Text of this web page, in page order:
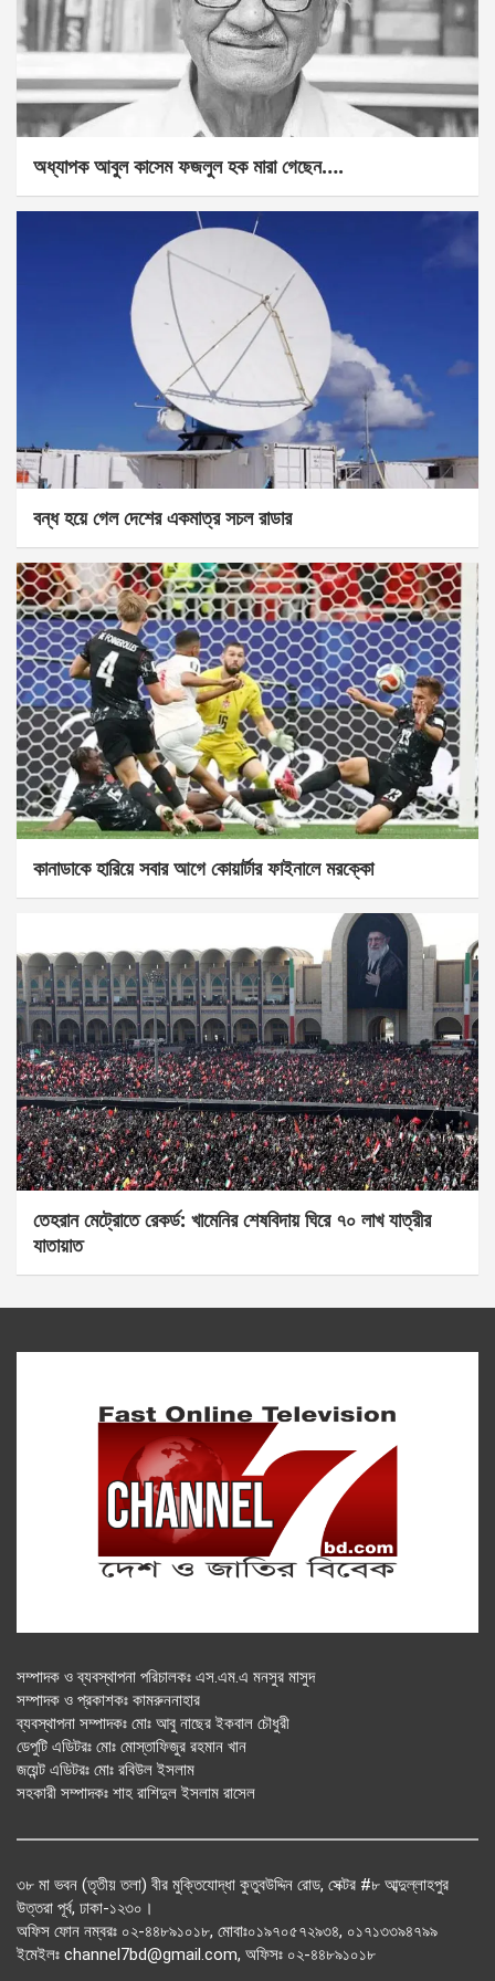
অধ্যাপক আবুল কাসেম ফজলুল হক মারা গেছেন….
বন্ধ হয়ে গেল দেশের একমাত্র সচল রাডার
কানাডাকে হারিয়ে সবার আগে কোয়ার্টার ফাইনালে মরক্কো
তেহরান মেট্রোতে রেকর্ড: খামেনির শেষবিদায় ঘিরে ৭০ লাখ যাত্রীর
যাতায়াত
সম্পাদক ও ব্যবস্থাপনা পরিচালকঃ এস.এম.এ মনসুর মাসুদ
সম্পাদক ও প্রকাশকঃ কামরুননাহার
ব্যবস্থাপনা সম্পাদকঃ মোঃ আবু নাছের ইকবাল চৌধুরী
ডেপুটি এডিটরঃ মোঃ মোস্তাফিজুর রহমান খান
জয়েন্ট এডিটরঃ মোঃ রবিউল ইসলাম
সহকারী সম্পাদকঃ শাহ রাশিদুল ইসলাম রাসেল
৩৮ মা ভবন (তৃতীয় তলা) বীর মুক্তিযোদ্ধা কুতুবউদ্দিন রোড, সেক্টর #৮ আব্দুল্লাহপুর
উত্তরা পূর্ব, ঢাকা-১২৩০।
অফিস ফোন নম্বরঃ ০২-৪৪৮৯১০১৮, মোবাঃ০১৯৭০৫৭২৯৩৪, ০১৭১৩৩৯৪৭৯৯
ইমেইলঃ channel7bd@gmail.com, অফিসঃ ০২-৪৪৮৯১০১৮